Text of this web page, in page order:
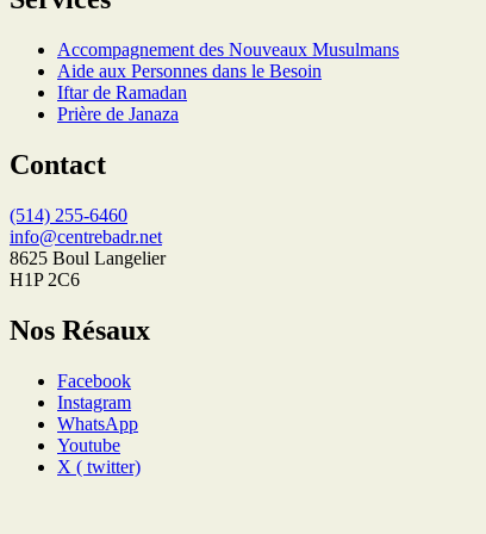
Accompagnement des Nouveaux Musulmans
Aide aux Personnes dans le Besoin
Iftar de Ramadan
Prière de Janaza
Contact
(514) 255-6460
info@centrebadr.net
8625 Boul Langelier
H1P 2C6
Nos Résaux
Facebook
Instagram
WhatsApp
Youtube
X ( twitter)